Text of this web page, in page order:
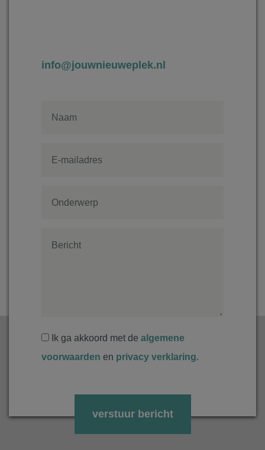
info@jouwnieuweplek.nl
Ik ga akkoord met de algemene
voorwaarden en privacy verklaring.